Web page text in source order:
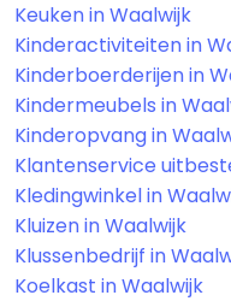
Keuken in Waalwijk
Kinderactiviteiten in
Kinderboerderijen in
Kindermeubels in
Kinderopvang in
Klantenservice
Kledingwinkel in
Kluizen in Waalwijk
Klussenbedrijf in
Koelkast in Waalwijk